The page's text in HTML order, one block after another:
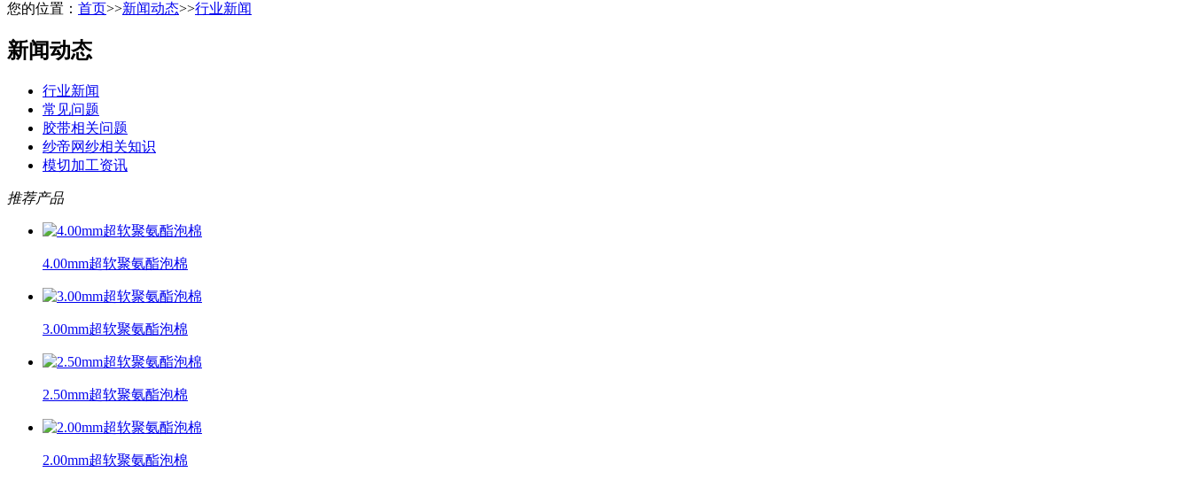
您的位置： 首页>>新闻动态>>行业新闻
新闻动态
行业新闻
常见问题
胶带相关问题
纱帝网纱相关知识
模切加工资讯
推荐产品
4.00mm超软聚氨酯泡棉
3.00mm超软聚氨酯泡棉
2.50mm超软聚氨酯泡棉
2.00mm超软聚氨酯泡棉